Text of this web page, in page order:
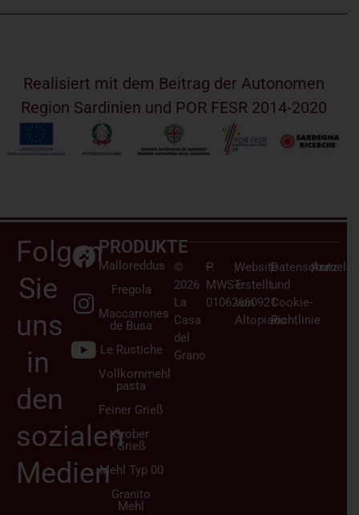
Realisiert mit dem Beitrag der Autonomen
Region Sardinien und POR FESR 2014-2020
Folgen
Sie
uns
in
den
sozialen
Medien
PRODUKTE
Malloreddus
Fregola
Maccarrones
de Busa
Le Rustiche
Vollkornmehl
pasta
Feiner Grieß
Grober
Grieß
Mehl Typ 00
Granito
Mehl
©
2026
La
Casa
del
Grano
–
P.
MWST.:
01062660921
|Website
erstellt
von
Altopiano
|Datenschutz
und
Cookie-
Richtlinie
|